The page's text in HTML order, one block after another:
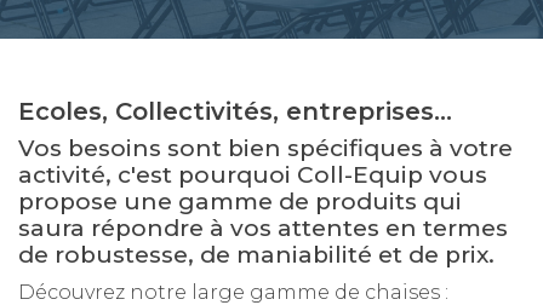
Ecoles, Collectivités, entreprises...
Vos besoins sont bien spécifiques à votre
activité, c'est pourquoi Coll-Equip vous
propose une gamme de produits qui
saura répondre à vos attentes en termes
de robustesse, de maniabilité et de prix.
Découvrez notre large gamme de chaises :